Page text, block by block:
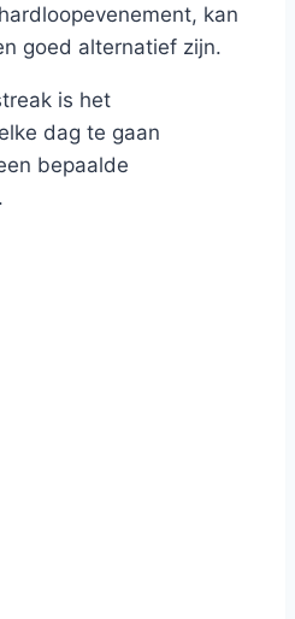
kan
goed alternatief zijn.
is het
dag te gaan
bepaalde